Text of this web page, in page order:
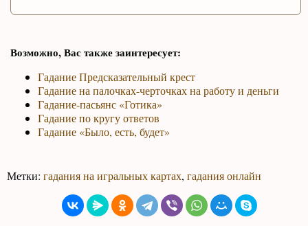
Возможно, Вас также заинтересует:
Гадание Предсказательный крест
Гадание на палочках-черточках на работу и деньги
Гадание-пасьянс «Готика»
Гадание по кругу ответов
Гадание «Было, есть, будет»
Метки:гадания на игральных картах,гадания онлайн